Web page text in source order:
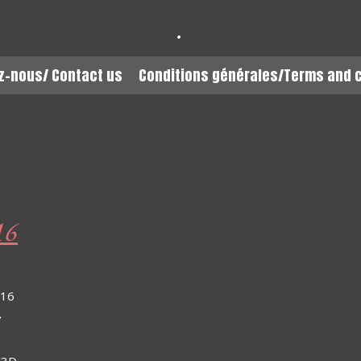
.
nous/ Contact us Conditions générales/Terms and